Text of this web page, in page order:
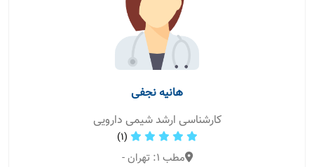
هانیه نجفی
کارشناسی ارشد شیمی دارویی
(1)
مطب 1: تهران -